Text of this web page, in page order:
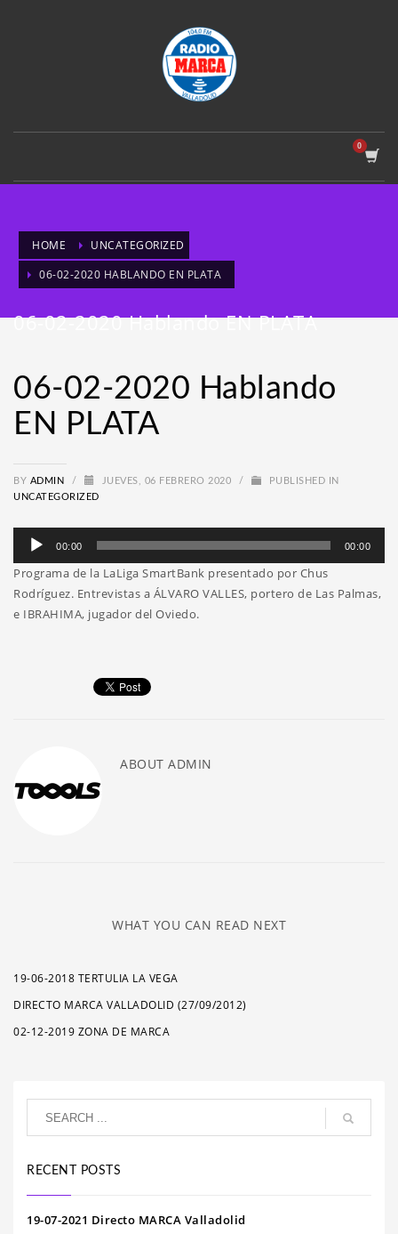
HOME
UNCATEGORIZED
06-02-2020 HABLANDO EN PLATA
06-02-2020 Hablando EN PLATA
06-02-2020 Hablando
EN PLATA
BY ADMIN / JUEVES, 06 FEBRERO 2020 /
PUBLISHED IN
UNCATEGORIZED
Reproductor
audio
00:00 00:00
Programa de la LaLiga SmartBank presentado por Chus
Rodríguez. Entrevistas a ÁLVARO VALLES, portero de Las Palmas,
e IBRAHIMA, jugador del Oviedo.
ABOUT ADMIN
WHAT YOU CAN READ NEXT
19-06-2018 TERTULIA LA VEGA
DIRECTO MARCA VALLADOLID (27/09/2012)
02-12-2019 ZONA DE MARCA
RECENT POSTS
19-07-2021 Directo MARCA Valladolid